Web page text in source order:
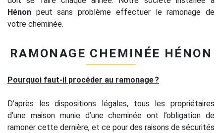
Hénon peut sans problème effectuer le ramonage de
votre cheminée.
RAMONAGE CHEMINÉE HÉNON
Pourquoi faut-il procéder au ramonage ?
D’après les dispositions légales, tous les propriétaires
d’une maison munie d’une cheminée ont l’obligation de
ramoner cette dernière, et ce pour des raisons de sécurités